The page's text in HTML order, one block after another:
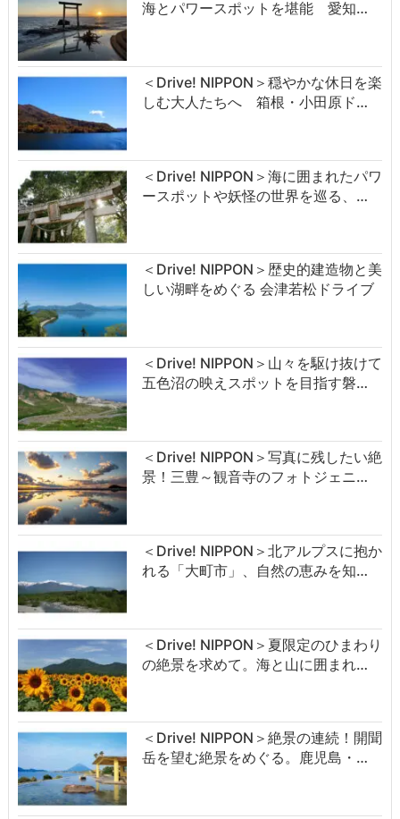
海とパワースポットを堪能 愛知…
＜Drive! NIPPON＞穏やかな休日を楽
しむ大人たちへ 箱根・小田原ド…
＜Drive! NIPPON＞海に囲まれたパワ
ースポットや妖怪の世界を巡る、…
＜Drive! NIPPON＞歴史的建造物と美
しい湖畔をめぐる 会津若松ドライブ
＜Drive! NIPPON＞山々を駆け抜けて
五色沼の映えスポットを目指す磐…
＜Drive! NIPPON＞写真に残したい絶
景！三豊～観音寺のフォトジェニ…
＜Drive! NIPPON＞北アルプスに抱か
れる「大町市」、自然の恵みを知…
＜Drive! NIPPON＞夏限定のひまわり
の絶景を求めて。海と山に囲まれ…
＜Drive! NIPPON＞絶景の連続！開聞
岳を望む絶景をめぐる。鹿児島・…